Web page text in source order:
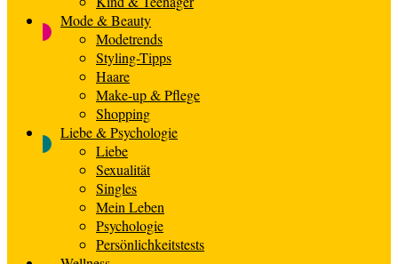
Mode & Beauty
Modetrends
Styling-Tipps
Haare
Make-up & Pflege
Shopping
Liebe & Psychologie
Liebe
Sexualität
Singles
Mein Leben
Psychologie
Persönlichkeitstests